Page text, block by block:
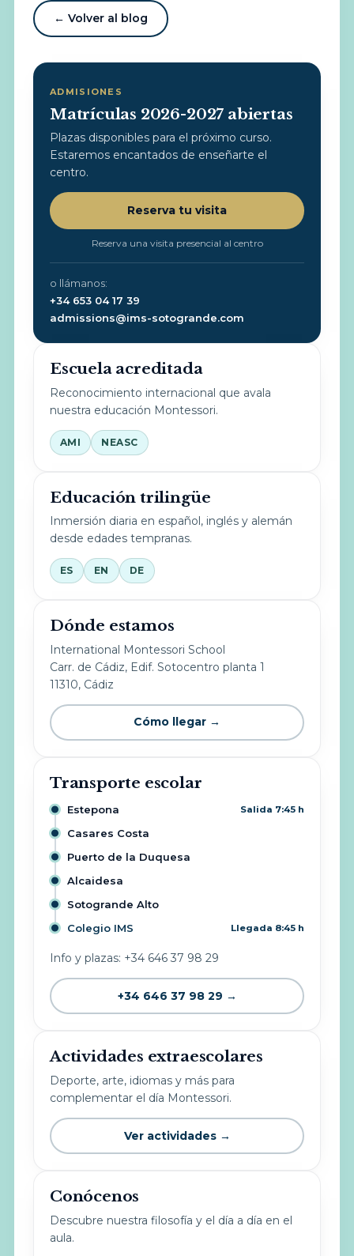
← Volver al blog
ADMISIONES
Matrículas 2026-2027 abiertas
Plazas disponibles para el próximo curso.
Estaremos encantados de enseñarte el
centro.
Reserva tu visita
Reserva una visita presencial al centro
o llámanos:
+34 653 04 17 39
admissions@ims-sotogrande.com
Escuela acreditada
Reconocimiento internacional que avala
nuestra educación Montessori.
AMI NEASC
Educación trilingüe
Inmersión diaria en español, inglés y alemán
desde edades tempranas.
ES EN DE
Dónde estamos
International Montessori School
Carr. de Cádiz, Edif. Sotocentro planta 1
11310, Cádiz
Cómo llegar →
Transporte escolar
Estepona Salida 7:45 h
Casares Costa
Puerto de la Duquesa
Alcaidesa
Sotogrande Alto
Colegio IMS
Llegada 8:45 h
Info y plazas: +34 646 37 98 29
+34 646 37 98 29 →
Actividades extraescolares
Deporte, arte, idiomas y más para
complementar el día Montessori.
Ver actividades →
Conócenos
Descubre nuestra filosofía y el día a día en el
aula.